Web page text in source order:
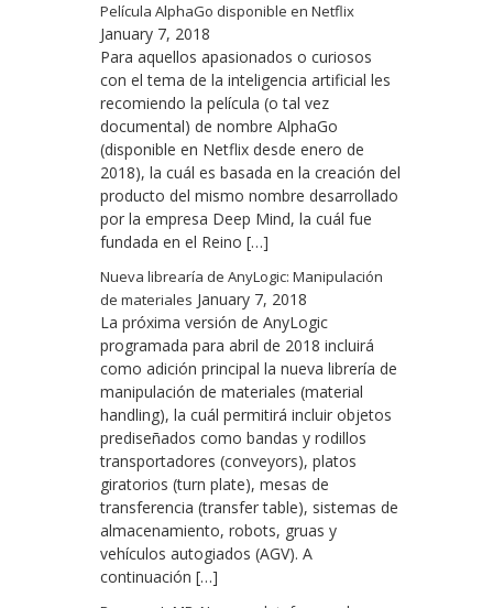
Película AlphaGo disponible en Netflix
January 7, 2018
Para aquellos apasionados o curiosos
con el tema de la inteligencia artificial les
recomiendo la película (o tal vez
documental) de nombre AlphaGo
(disponible en Netflix desde enero de
2018), la cuál es basada en la creación del
producto del mismo nombre desarrollado
por la empresa Deep Mind, la cuál fue
fundada en el Reino […]
Nueva librearía de AnyLogic: Manipulación
de materiales January 7, 2018
La próxima versión de AnyLogic
programada para abril de 2018 incluirá
como adición principal la nueva librería de
manipulación de materiales (material
handling), la cuál permitirá incluir objetos
prediseñados como bandas y rodillos
transportadores (conveyors), platos
giratorios (turn plate), mesas de
transferencia (transfer table), sistemas de
almacenamiento, robots, gruas y
vehículos autogiados (AGV). A
continuación […]